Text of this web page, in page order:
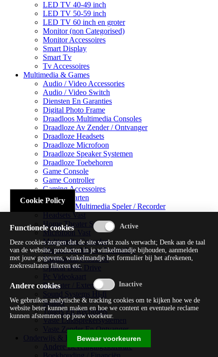
LED TV 40-49 inch
LED TV 50-59 inch
LED TV 60 inch en groter
Monitor (non Categorised)
Monitor Accessoires
Smart Display
Smart Tv
Tv Accessoires
Multimedia & Games
Audio / Video Accessories
Audio / Video Switch
Diensten En Garanties
Digital Photo Frame
Draadloos Multimedia Consoles
Draadloze Av Zender / Ontvanger
Draadloze Headsets
Draadloze Microfoon
Draadloze Speaker Systemen
Draadloze Toebehoren
Game Console
Game Controller
Gaming Accessoires
Geluidskaarten
Handheld Multimedia Speler / Recorder
Headsets Vast
Home Theater Systems
Microfoon Vast
Multimedia Consoles
Multimedia Mixer / Versterker
Multimedia Productie
Optical Disk Drive
Pc Videokaart
Repeater / Extender
Sound Systems Hi-fi
Splitter
Tuners En Recorders
Vaste Luidsprekersystemen
Vaste Zender En Ontvanger
Onderwijs & Recreatie
Andere Beveiligingssoftware
Cookie Policy
Functionele cookies
Deze cookies zorgen dat de site werkt zoals verwacht; Denk aan de taal
van de website, producten in je winkelmandje bijhouden, aanmelden
met jouw gegevens, winkelmandje het formulier bij het afrekenen,
zoekresultaten filteren etc.
Andere cookies
We gebruiken analytische & tracking cookies om te kijken hoe we de
website beter kunnen maken en hoe we content en eventuele reclame
kunnen afstemmen op jouw voorkeur.
Bewaar voorkeuren